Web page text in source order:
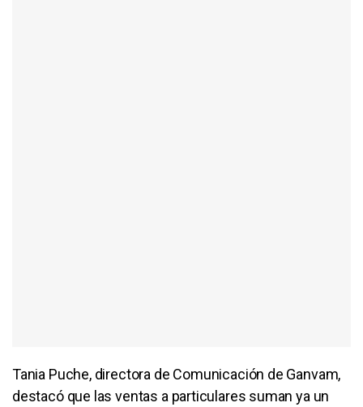
Tania Puche, directora de Comunicación de Ganvam,
destacó que las ventas a particulares suman ya un